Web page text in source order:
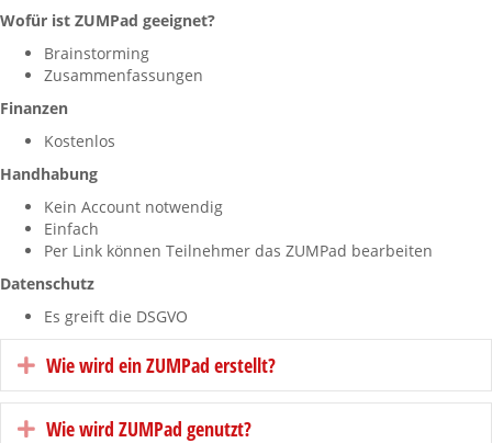
Wofür ist ZUMPad geeignet?
Brainstorming
Zusammenfassungen
Finanzen
Kostenlos
Handhabung
Kein Account notwendig
Einfach
Per Link können Teilnehmer das ZUMPad bearbeiten
Datenschutz
Es greift die DSGVO
Expand
Wie wird ein ZUMPad erstellt?
Expand
Wie wird ZUMPad genutzt?